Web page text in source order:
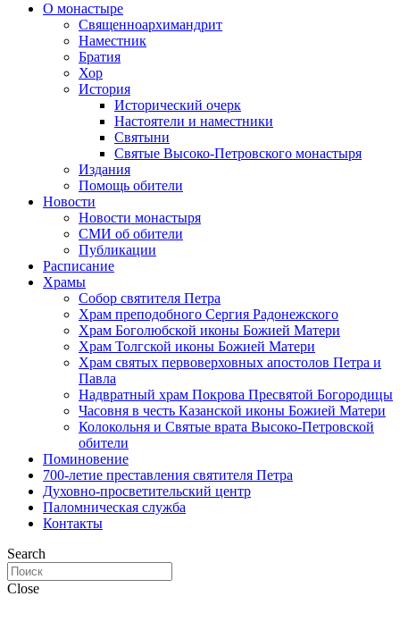
О монастыре
Священноархимандрит
Наместник
Братия
Хор
История
Исторический очерк
Настоятели и наместники
Святыни
Святые Высоко-Петровского монастыря
Издания
Помощь обители
Новости
Новости монастыря
СМИ об обители
Публикации
Расписание
Храмы
Собор святителя Петра
Храм преподобного Сергия Радонежского
Храм Боголюбской иконы Божией Матери
Храм Толгской иконы Божией Матери
Храм святых первоверховных апостолов Петра и
Павла
Надвратный храм Покрова Пресвятой Богородицы
Часовня в честь Казанской иконы Божией Матери
Колокольня и Святые врата Высоко-Петровской
обители
Поминовение
700-летие преставления святителя Петра
Духовно-просветительский центр
Паломническая служба
Контакты
Search
Close